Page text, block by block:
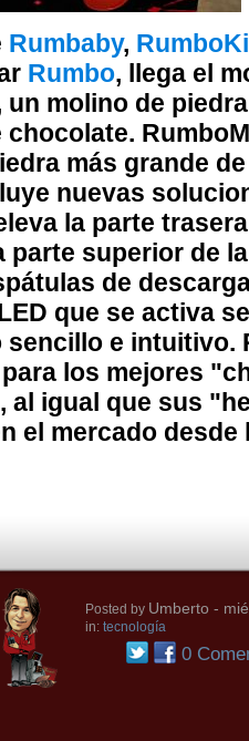
Rumbaby,
Rumbo, llega el
RumboMax, un molino
150 kilos de chocolate.
molino de piedra más
también incluye
pistón que eleva la
descarga, la parte
extraíble, espátulas de
sistema de LED que se
para un uso sencillo e
aliado ideal para los
artesanales, al igual que
presentes en el
Posted by Umberto -
in: tecnología
0